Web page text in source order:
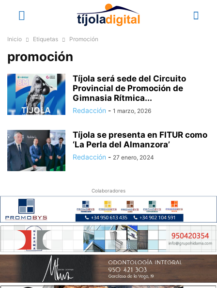
Inicio Etiquetas Promoción
promoción
Tíjola será sede del Circuito
Provincial de Promoción de
Gimnasia Rítmica...
Redacción - 1 marzo, 2026
Tíjola se presenta en FITUR como
‘La Perla del Almanzora’
Redacción - 27 enero, 2024
Colaboradores